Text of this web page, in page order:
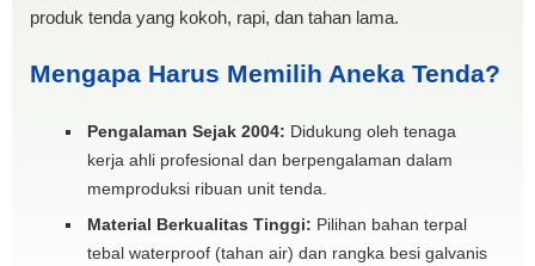
produk tenda yang kokoh, rapi, dan tahan lama.
Mengapa Harus Memilih Aneka Tenda?
Pengalaman Sejak 2004: Didukung oleh tenaga
kerja ahli profesional dan berpengalaman dalam
memproduksi ribuan unit tenda.
Material Berkualitas Tinggi: Pilihan bahan terpal
tebal waterproof (tahan air) dan rangka besi galvanis